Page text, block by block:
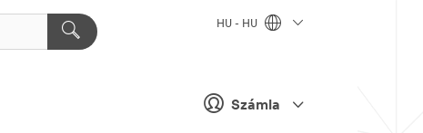
Számla
HU - HU